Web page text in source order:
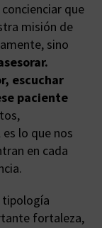
que
misión de
sino
escuchar
paciente
lo que nos
en cada
tipología
fortaleza,